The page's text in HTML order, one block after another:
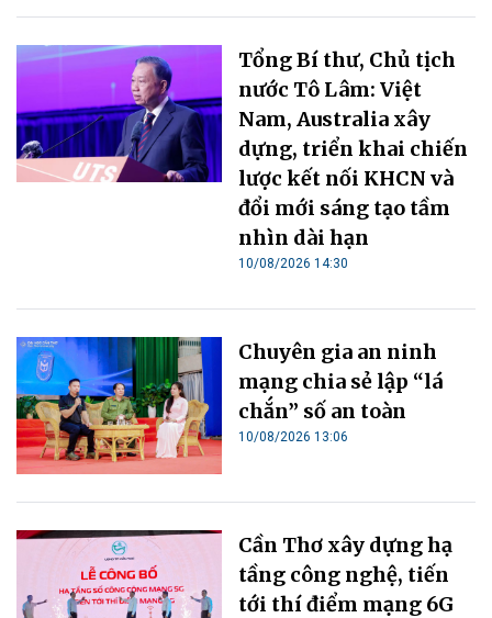
Tổng Bí thư, Chủ tịch
nước Tô Lâm: Việt
Nam, Australia xây
dựng, triển khai chiến
lược kết nối KHCN và
đổi mới sáng tạo tầm
nhìn dài hạn
10/08/2026 14:30
Chuyên gia an ninh
mạng chia sẻ lập “lá
chắn” số an toàn
10/08/2026 13:06
Cần Thơ xây dựng hạ
tầng công nghệ, tiến
tới thí điểm mạng 6G